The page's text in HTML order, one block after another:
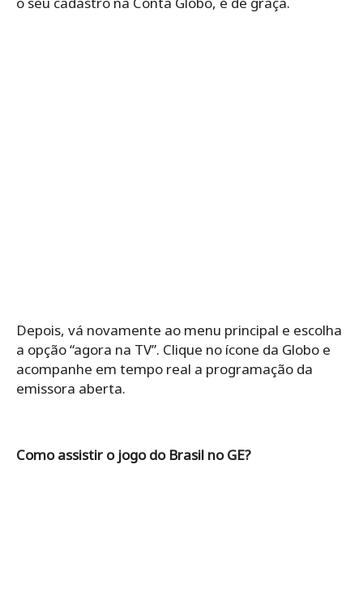
Depois, vá novamente ao menu principal e escolha
a opção “agora na TV”. Clique no ícone da Globo e
acompanhe em tempo real a programação da
emissora aberta.
Como assistir o jogo do Brasil no GE?